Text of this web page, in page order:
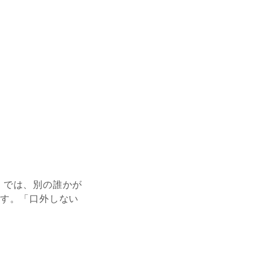
は、 別の誰かが
。
「口外しない